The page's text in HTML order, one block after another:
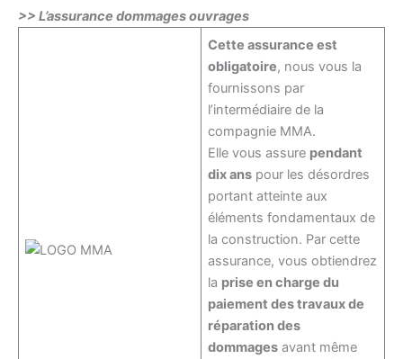
>> L’assurance dommages ouvrages
Cette assurance est
obligatoire, nous vous la
fournissons par
l’intermédiaire de la
compagnie MMA.
Elle vous assure pendant
dix ans pour les désordres
portant atteinte aux
éléments fondamentaux de
la construction. Par cette
assurance, vous obtiendrez
la prise en charge du
paiement des travaux de
réparation des
dommages avant même